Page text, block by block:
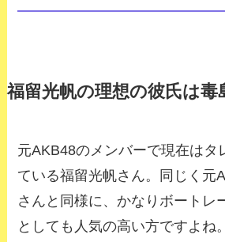
福留光帆の理想の彼氏は毒
元AKB48のメンバーで現在はタ
ている福留光帆さん。同じく元
さんと同様に、かなりボートレ
としても人気の高い方ですよね